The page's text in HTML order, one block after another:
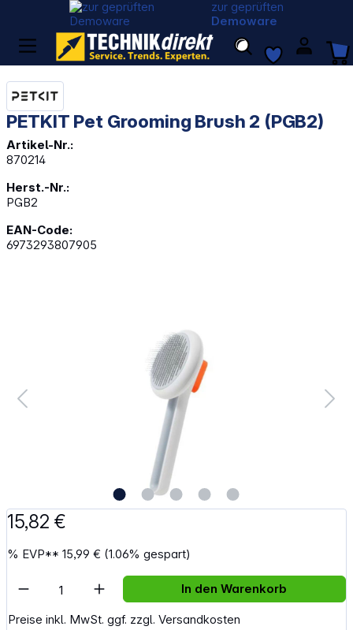
zur geprüften
Demoware
PETKIT Pet Grooming Brush 2 (PGB2)
Artikel-Nr.:
870214
Herst.-Nr.:
PGB2
EAN-Code:
6973293807905
15,82 €
% EVP**15,99 € (1.06% gespart)
Preise inkl. MwSt. ggf. zzgl. Versandkosten
Artikel Anzahl: Gib den gewünschten
In den Warenkorb